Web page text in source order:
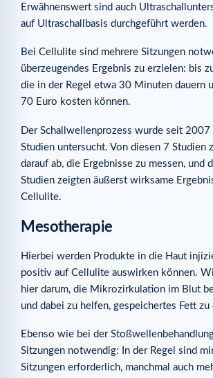
Erwähnenswert sind auch
auf Ultraschallbasis durchgeführt werden.
Bei Cellulite sind mehrere Sitzungen
überzeugendes Ergebnis zu erzielen: bis
die in der Regel etwa 30 Minuten dauern
70 Euro kosten können.
Der Schallwellenprozess wurde seit
Studien untersucht. Von diesen 7 Studien
darauf ab, die Ergebnisse zu messen, und
Studien zeigten äußerst wirksame
Cellulite.
Mesotherapie
Hierbei werden Produkte in die Haut
positiv auf Cellulite auswirken können.
hier darum, die Mikrozirkulation im Blut
und dabei zu helfen, gespeichertes Fett
Ebenso wie bei der
Sitzungen notwendig: In der Regel sind
Sitzungen erforderlich, manchmal auch